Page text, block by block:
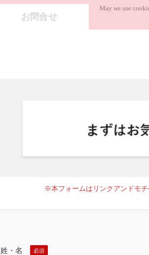
お問合せ
※本フォームはリンクアンドモチ
姓・名
May we use